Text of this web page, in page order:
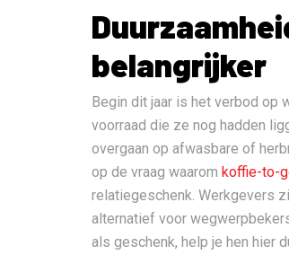
belangrijker
Begin dit jaar is het verbod op
voorraad die ze nog hadden
overgaan op afwasbare of
op de vraag waarom koffie-to-
relatiegeschenk. Werkgevers
alternatief voor
als geschenk, help je hen hier